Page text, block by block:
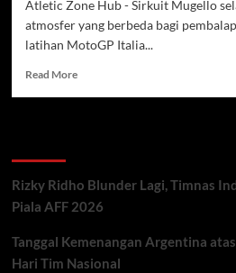
Atletic Zone Hub - Sirkuit Mugello
atmosfer yang berbeda bagi
latihan MotoGP Italia...
Read MoreRead
di
MotoGP
2026,
Marc
Rizky Ridho Blunder Lagi, Timnas
Piala AFF 2026
Tanggal Kemenangan Argentina
Hari Tim Nasional